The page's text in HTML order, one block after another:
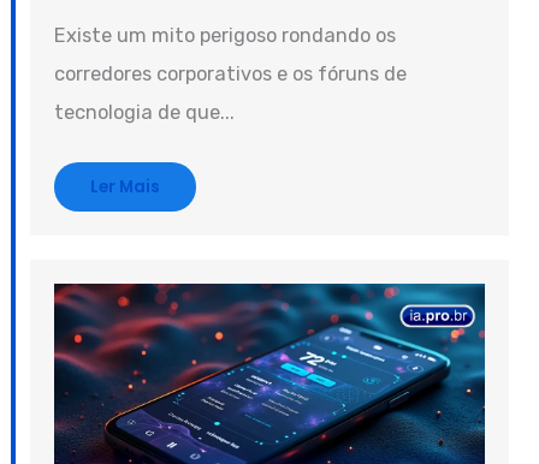
Existe um mito perigoso rondando os
corredores corporativos e os fóruns de
tecnologia de que...
Ler Mais